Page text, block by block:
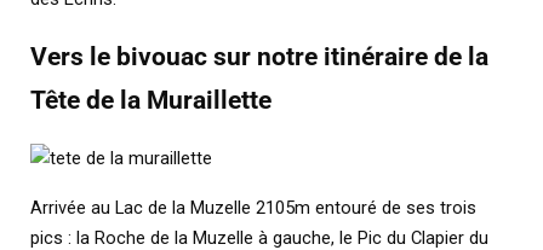
Vers le bivouac sur notre itinéraire de la
Tête de la Muraillette
Arrivée au Lac de la Muzelle 2105m entouré de ses trois
pics : la Roche de la Muzelle à gauche, le Pic du Clapier du